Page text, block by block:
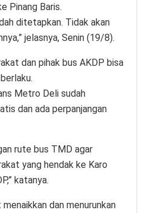
Pinang Baris.
ditetapkan. Tidak akan
jelasnya, Senin (19/8).
dan pihak bus AKDP bisa
Metro Deli sudah
dan ada perpanjangan
rute bus TMD agar
yang hendak ke Karo
katanya.
dan menurunkan